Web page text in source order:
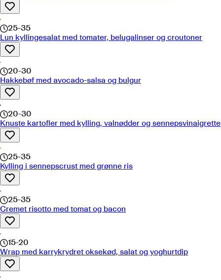
25-35
Lun kyllingesalat med tomater, belugalinser og croutoner
20-30
Hakkebøf med avocado-salsa og bulgur
20-30
Knuste kartofler med kylling, valnødder og sennepsvinaigrette
25-35
Kylling i sennepscrust med grønne ris
25-35
Cremet risotto med tomat og bacon
15-20
Wrap med karrykrydret oksekød, salat og yoghurtdip